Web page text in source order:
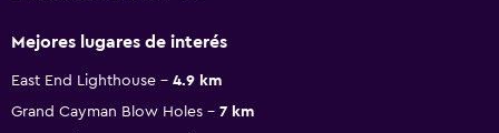
Mejores lugares de interés
East End Lighthouse
4.9 km
Grand Cayman Blow Holes
7 km